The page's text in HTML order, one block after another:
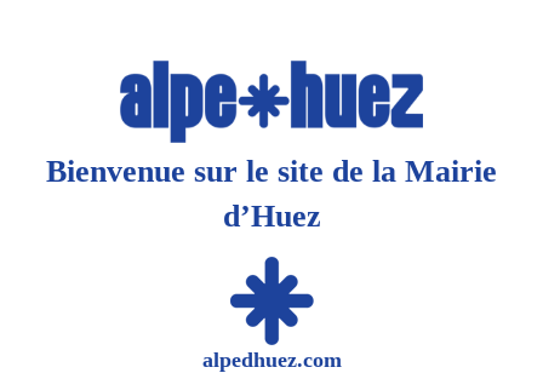
Bienvenue sur le site de la Mairie
d’Huez
alpedhuez.com